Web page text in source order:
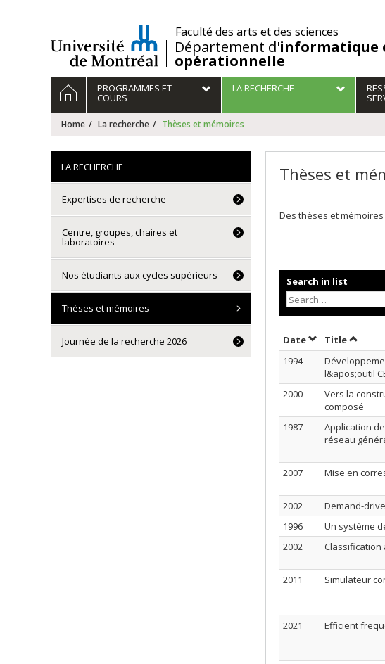
/Faculté des arts et des sciences
Département d'informatique
opérationnelle
Navigation
principale
HOMEPROGRAMMES ET
COURS
LA RECHERCHE
Home La recherche Thèses et mémoires
Thèses et
Des thèses et
Search in list
DateSort by date in
TitleSort
1994
l&apos;outil
2000
Vers la
composé
1987
Application
réseau
2007 Mise en
2002 Demand-
1996
Un système
2002
2011 Simulateur
2021
Efficient
LA RECHERCHE
Expertises de recherche
Centre, groupes, chaires et
laboratoires
Nos étudiants aux cycles supérieurs
Thèses et mémoires
Journée de la recherche 2026